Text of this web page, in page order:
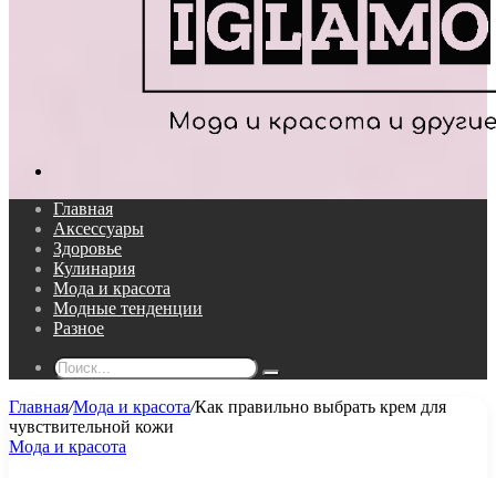
Главная
Аксессуары
Здоровье
Кулинария
Мода и красота
Модные тенденции
Разное
Поиск...
Главная/Мода и красота/Как правильно выбрать крем для
чувствительной кожи
Мода и красота